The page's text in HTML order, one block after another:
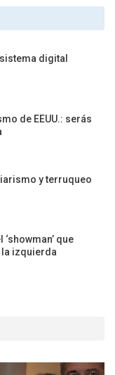
digital
de EEUU.: serás
y terruqueo
que
izquierda